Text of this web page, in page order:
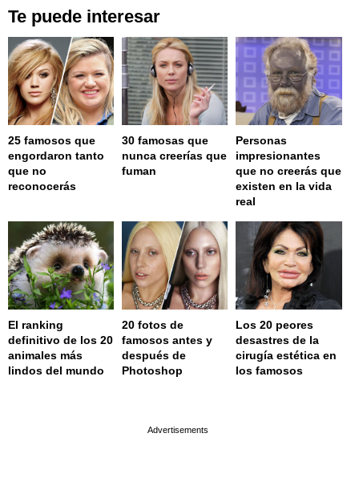
Te puede interesar
25 famosos que
engordaron tanto
que no
reconocerás
30 famosas que
nunca creerías que
fuman
Personas
impresionantes
que no creerás que
existen en la vida
real
El ranking
definitivo de los 20
animales más
lindos del mundo
20 fotos de
famosos antes y
después de
Photoshop
Los 20 peores
desastres de la
cirugía estética en
los famosos